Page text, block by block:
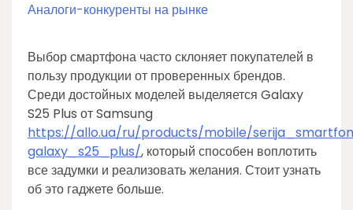
Аналоги-конкуренты на рынке
Выбор смартфона часто склоняет покупателей в
пользу продукции от проверенных брендов.
Среди достойных моделей выделяется Galaxy
S25 Plus от Samsung
https://allo.ua/ru/products/mobile/
galaxy_s25_plus/, который способен воплотить
все задумки и реализовать желания. Стоит узнать
об это гаджете больше.